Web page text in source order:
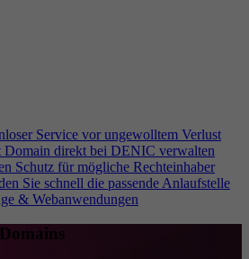
Service vor ungewolltem Verlust
Domain direkt bei DENIC verwalten
Schutz für mögliche Rechteinhaber
Sie schnell die passende Anlaufstelle
& Webanwendungen